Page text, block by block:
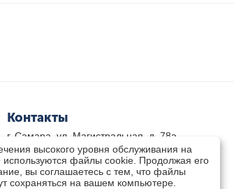
Контакты
г. Самара, ул. Магистральная, д. 78а
8 800-333-33-79(звонок бесплатный)
8(846)-211-03-15
Пн-Пт 8.30 - 17.30 Сб 9.00 - 16.00
высокого уровня обслуживания на
используются файлы cookie. Продолжая его
вы соглашаетесь с тем, что файлы
сохраняться на вашем компьютере.